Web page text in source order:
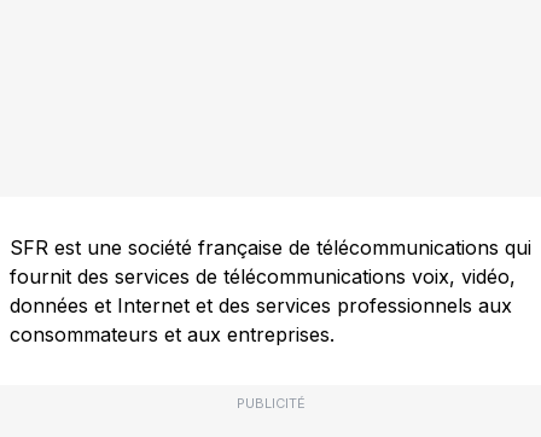
SFR est une société française de télécommunications qui
fournit des services de télécommunications voix, vidéo,
données et Internet et des services professionnels aux
consommateurs et aux entreprises.
PUBLICITÉ